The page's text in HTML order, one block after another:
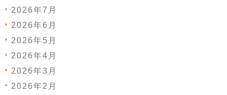
2026年7月
2026年6月
2026年5月
2026年4月
2026年3月
2026年2月